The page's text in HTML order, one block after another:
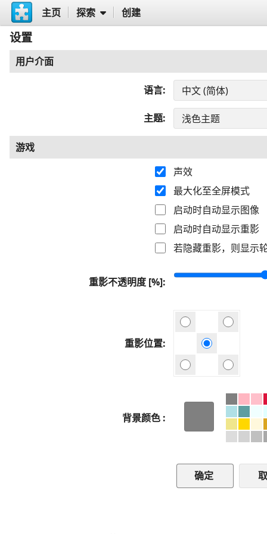
主页 探索 创建
设置
用户介面
语言
主题
游戏
声效
最大化至全屏模式
启动时自动显示图像
启动时自动显示重影
若隐藏重影，则显示
重影不透明度 [%]
重影位置
背景颜色